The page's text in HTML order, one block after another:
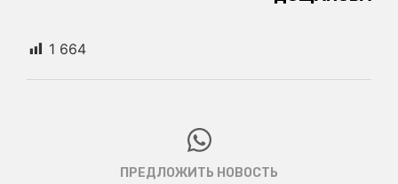
1 664
ПРЕДЛОЖИТЬ НОВОСТЬ